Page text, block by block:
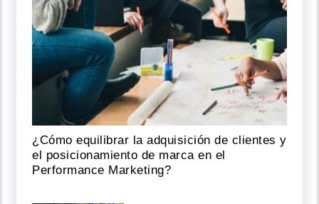
¿Cómo equilibrar la adquisición de clientes y
el posicionamiento de marca en el
Performance Marketing?